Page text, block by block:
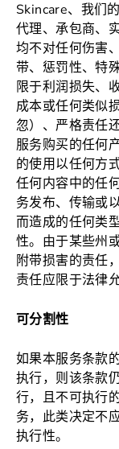
Skincare、我们
代理、承包商、
均不对任何伤害
带、惩罚性、特
限于利润损失、
成本或任何类似
忽）、严格责任
服务购买的任何
的使用以任何方
任何内容中的任
务发布、传输或
而造成的任何类
性。由于某些州
附带损害的责任
责任应限于法律
可分割性
如果本服务条款
执行，则该条款
行，且不可执行
务，此类决定不
执行性。